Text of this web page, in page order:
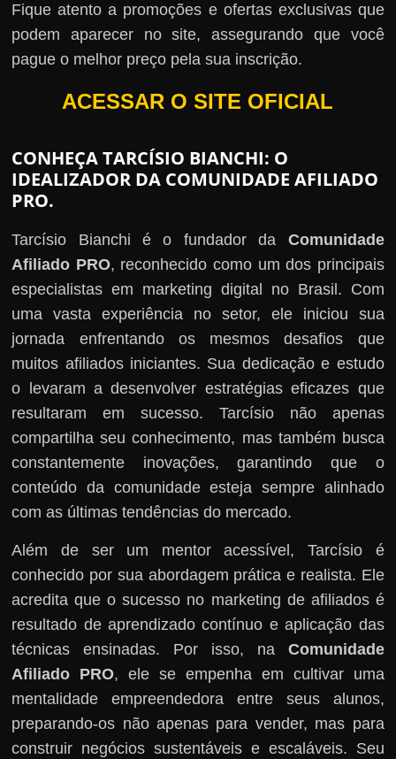
Fique atento a promoções e ofertas exclusivas que
podem aparecer no site, assegurando que você
pague o melhor preço pela sua inscrição.
ACESSAR O SITE OFICIAL
CONHEÇA TARCÍSIO BIANCHI: O
IDEALIZADOR DA COMUNIDADE AFILIADO
PRO.
Tarcísio Bianchi é o fundador da Comunidade
Afiliado PRO, reconhecido como um dos principais
especialistas em marketing digital no Brasil. Com
uma vasta experiência no setor, ele iniciou sua
jornada enfrentando os mesmos desafios que
muitos afiliados iniciantes. Sua dedicação e estudo
o levaram a desenvolver estratégias eficazes que
resultaram em sucesso. Tarcísio não apenas
compartilha seu conhecimento, mas também busca
constantemente inovações, garantindo que o
conteúdo da comunidade esteja sempre alinhado
com as últimas tendências do mercado.
Além de ser um mentor acessível, Tarcísio é
conhecido por sua abordagem prática e realista. Ele
acredita que o sucesso no marketing de afiliados é
resultado de aprendizado contínuo e aplicação das
técnicas ensinadas. Por isso, na Comunidade
Afiliado PRO, ele se empenha em cultivar uma
mentalidade empreendedora entre seus alunos,
preparando-os não apenas para vender, mas para
construir negócios sustentáveis e escaláveis. Seu